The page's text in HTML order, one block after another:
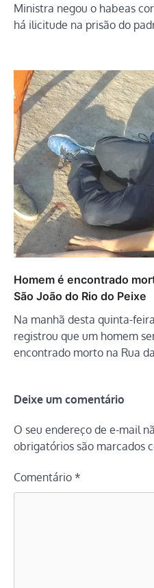
Ministra negou o habeas
há ilicitude na prisão do
Homem é encontrado
São João do Rio do Peixe
Na manhã desta quinta-
registrou que um homem
encontrado morto na Rua
Deixe um comentário
O seu endereço de e-mail
obrigatórios são marcados
Comentário *